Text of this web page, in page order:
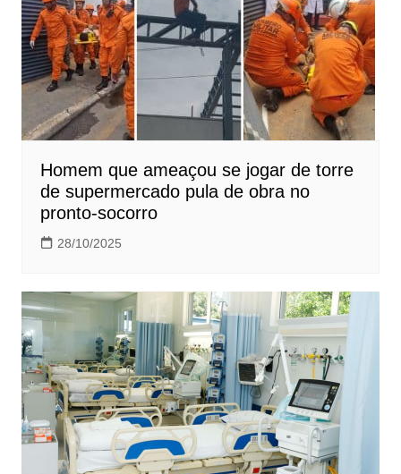
Homem que ameaçou se jogar de torre
de supermercado pula de obra no
pronto-socorro
28/10/2025